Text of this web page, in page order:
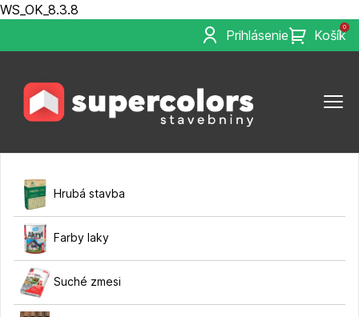
WS_OK_8.3.8
Prihlásenie
0
Košík
Hrubá stavba
Farby laky
Suché zmesi